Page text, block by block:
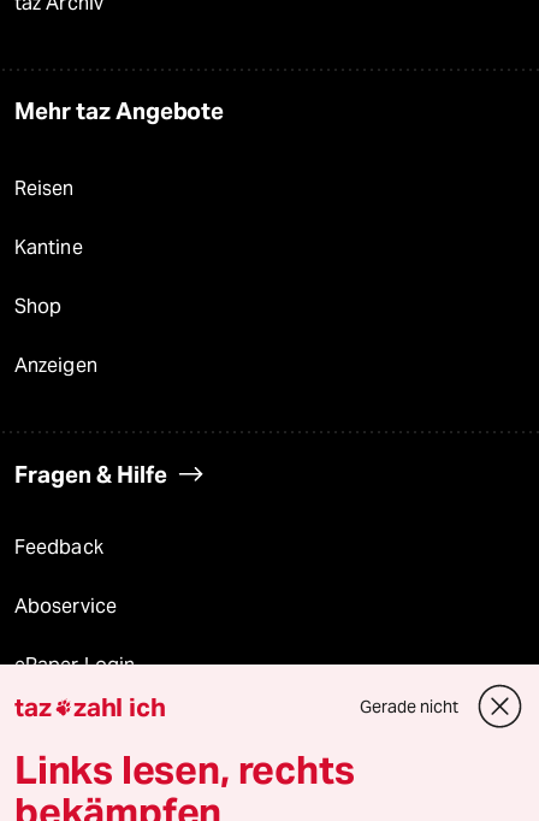
Mehr taz Angebote
Reisen
Kantine
Shop
Anzeigen
Fragen & Hilfe
Feedback
Aboservice
ePaper Login
Downloads für Abonnierende
taz zahl ich Gerade nicht
Links lesen, rechts